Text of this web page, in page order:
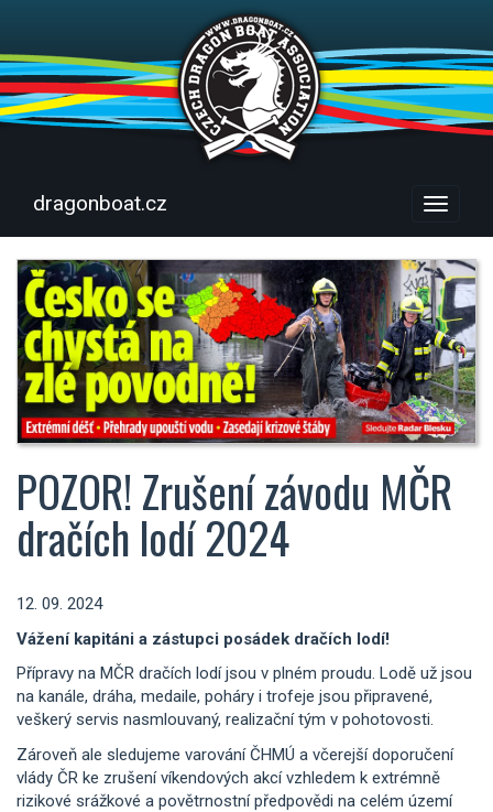
Menu
dragonboat.cz
POZOR! Zrušení závodu MČR
dračích lodí 2024
12. 09. 2024
Vážení kapitáni a zástupci posádek dračích lodí!
Přípravy na MČR dračích lodí jsou v plném proudu. Lodě už jsou
na kanále, dráha, medaile, poháry i trofeje jsou připravené,
veškerý servis nasmlouvaný, realizační tým v pohotovosti.
Zároveň ale sledujeme varování ČHMÚ a včerejší doporučení
vlády ČR ke zrušení víkendových akcí vzhledem k extrémně
rizikové srážkové a povětrnostní předpovědi na celém území